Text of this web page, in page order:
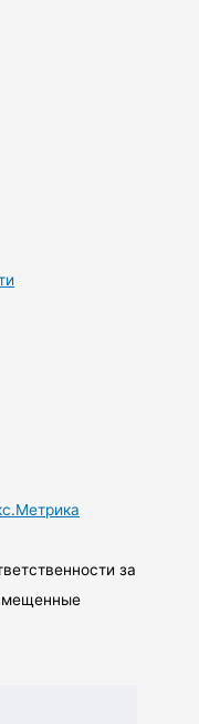
за